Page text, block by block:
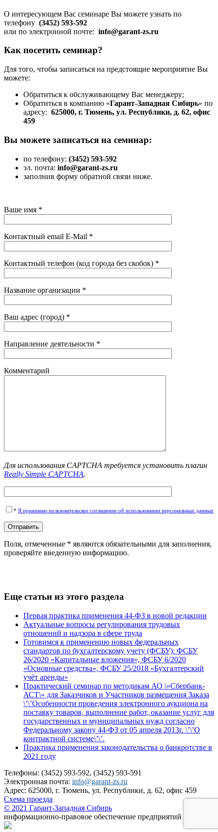
О интересующем Вас семинаре Вы можете узнать по
телефону (3452) 593-592
или по электронной почте: info@garant-zs.ru
Как посетить семинар?
Для того, чтобы записаться на предстоящие мероприятие Вы
можете:
Обратиться к обслуживающему Вас менеджеру;
Обратиться в компанию «Гарант-Западная Сибирь» по
адресу: 625000, г. Тюмень, ул. Республики, д. 62, офис
459
Вы можете записаться на семинар:
по телефону: (3452) 593-592
эл. почта: info@garant-zs.ru
заполнив форму обратной связи ниже.
Ваше имя *
Контактный email E-Mail *
Контактный телефон (код города без скобок) *
Название организации *
Ваш адрес (город) *
Направление деятельности *
Комментарий
Для использования CAPTCHA требуется установить плагин
Really Simple CAPTCHA.
* Я принимаю пользовательское соглашение об использовании персональных данных
Поля, отмеченные * являются обязательными для заполнения,
проверяйте введенную информацию.
Еще статьи из этого раздела
Первая практика применения 44-ФЗ в новой редакции
Актуальные вопросы регулирования трудовых
отношений и надзора в сфере труда
Готовимся к применению новых федеральных
стандартов по бухгалтерскому учету (ФСБУ): ФСБУ
26/2020 «Капитальные вложения», ФСБУ 6/2020
«Основные средства», ФСБУ 25/2018 «Бухгалтерский
учёт аренды»
Практический семинар по методикам АО \»Сбербанк-
АСТ\» для Заказчиков и Участников размещения Заказа
\’\’Особенности проведения электронного аукциона на
поставку товаров, выполнение работ, оказание услуг для
государственных и муниципальных нужд согласно
Федеральному закону 44-ФЗ от 05 апреля 2013г. \’\’О
контрактной системе\’\’.
Практика применения законодательства о банкротстве в
2021 году
Телефоны: (3452) 593-592, (3452) 593-591
Электронная почта: info@garant-zs.ru
Адрес: 625000, г. Тюмень, ул. Республики, д. 62, офис 459
Схема проезда
© 2021 Гарант-Западная Сибирь
информационно-правовое обеспечение предприятий